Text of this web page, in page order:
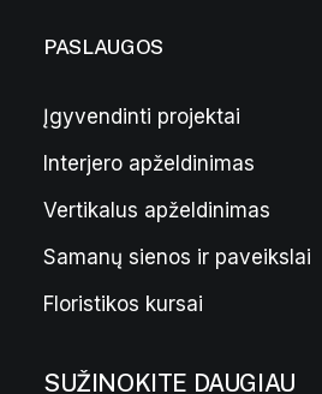
Sakurų aromato smilkalai
PASLAUGOS
Įgyvendinti projektai
Interjero apželdinimas
Vertikalus apželdinimas
Samanų sienos ir paveikslai
Floristikos kursai
SUŽINOKITE DAUGIAU